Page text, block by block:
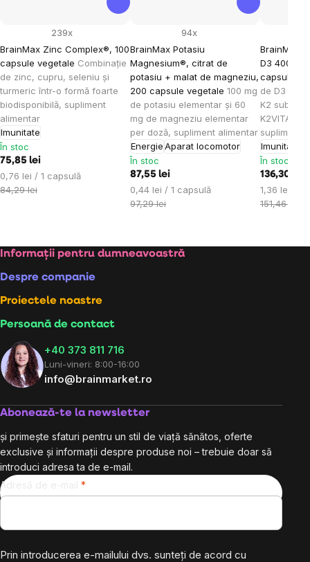
BrainMax Zinc Complex®, 100
capsule vegetale Combinație
de zinc, cupru, seleniu și
turmeric într-o formă foarte
biodisponibilă, supliment
alimentar
Imunitate
239x
În stoc
75,85 lei
Evaluare
preţ:
0,76 lei / 1 capsulă
84,29 lei
BrainMax Potasiu
Magnesium®, citrat de
potasiu + malat de magneziu,
200 capsule vegetale 100 mg
de potasiu elementar și 60
mg de magneziu elementar
per doză, supliment alimentar
EnergieAparat locomotor
94x
În stoc
87,55 lei
Evaluare
preţ:
0,44 lei / 1 capsulă
97,29 lei
BrainMax
D3 4000
capsule
de D3 și
K2 sub
supliment
Imunitate
În stoc
136,30 lei
Evaluare
preţ:
1,36 lei / 1
151,46 lei
Subsol
Informații pentru dumneavoastră
Despre companie
Proiectele noastre
Persoană de contact
+40 373 811 716
Luni-vineri: 8:00-16:00
info@brainmarket.ro
Abonează-te la newsletter
și primește sfaturi pentru un stil de viață sănătos, oferte
exclusive și informații despre produse noi – trebuie doar să
introduci adresa ta de e-mail.
Adresă de e-mail
Prin introducerea e-mailului dvs. sunteți de acord cu